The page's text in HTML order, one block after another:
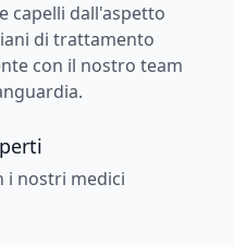
capelli dall'aspetto
di trattamento
con il nostro team
i nostri medici